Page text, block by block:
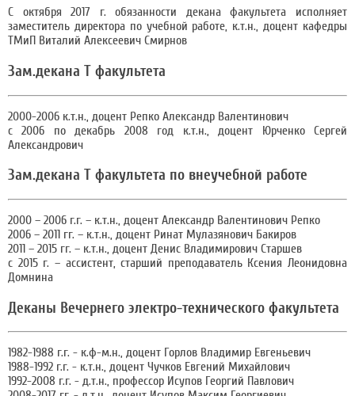
C октября 2017 г. обязанности декана факультета исполняет
заместитель директора по учебной работе, к.т.н., доцент кафедры
ТМиП Виталий Алексеевич Смирнов
Зам.декана Т факультета
2000-2006 к.т.н., доцент Репко Александр Валентинович
с 2006 по декабрь 2008 год к.т.н., доцент Юрченко Сергей
Александрович
Зам.декана Т факультета по внеучебной работе
2000 – 2006 г.г. – к.т.н., доцент Александр Валентинович Репко
2006 – 2011 гг. – к.т.н., доцент Ринат Мулазянович Бакиров
2011 – 2015 гг. – к.т.н., доцент Денис Владимирович Старшев
с 2015 г. – ассистент, старший преподаватель Ксения Леонидовна
Домнина
Деканы Вечернего электро-технического факультета
1982-1988 г.г. - к.ф-м.н., доцент Горлов Владимир Евгеньевич
1988-1992 г.г. - к.т.н., доцент Чучков Евгений Михайлович
1992-2008 г.г. - д.т.н., профессор Исупов Георгий Павлович